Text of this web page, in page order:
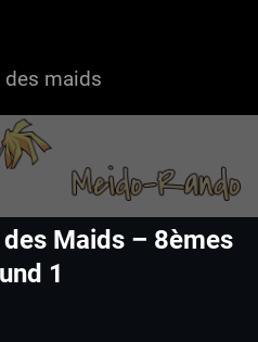
des maids
Maids – 8èmes
1